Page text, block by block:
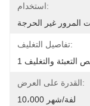
استخدام:
المرور غير الحرجة
تفاصيل التغليف:
القدرة على العرض:
10،000 لفة/شهر